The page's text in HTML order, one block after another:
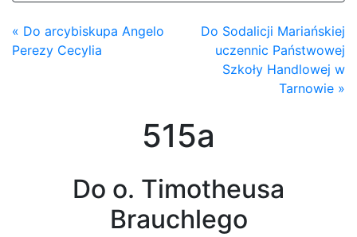
« Do arcybiskupa Angelo
Perezy Cecylia
Do Sodalicji Mariańskiej
uczennic Państwowej
Szkoły Handlowej w
Tarnowie »
515a
Do o. Timotheusa
Brauchlego